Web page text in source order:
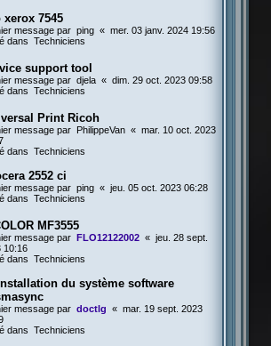
xerox 7545
message par ping « mer. 03 janv. 2024 19:56
dans Techniciens
support tool
message par djela « dim. 29 oct. 2023 09:58
dans Techniciens
Print Ricoh
message par PhilippeVan « mar. 10 oct. 2023
dans Techniciens
2552 ci
message par ping « jeu. 05 oct. 2023 06:28
dans Techniciens
MF3555
message par FLO12122002 « jeu. 28 sept.
10:16
dans Techniciens
du système software
message par doctlg « mar. 19 sept. 2023
dans Techniciens